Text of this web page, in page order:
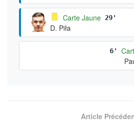
Carte Jaune 29'
D. Piła
6'
Article